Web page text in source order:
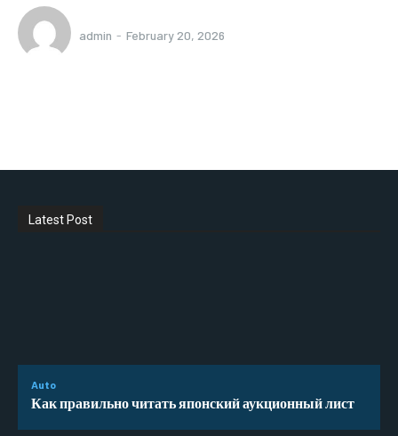
admin - February 20, 2026
Latest Post
Auto
Как правильно читать японский аукционный лист